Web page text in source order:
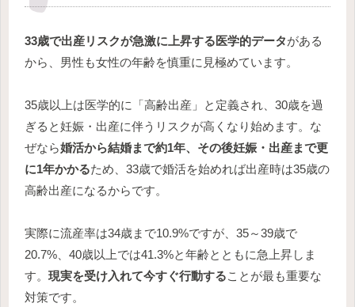
33歳で出産リスクが急激に上昇する医学的データがある
から、男性も女性の年齢を慎重に見極めています。
35歳以上は医学的に「高齢出産」と定義され、30歳を過
ぎると妊娠・出産に伴うリスクが高くなり始めます。な
ぜなら婚活から結婚まで約1年、その後妊娠・出産まで更
に1年かかるため、33歳で婚活を始めれば出産時は35歳の
高齢出産になるからです。
実際に流産率は34歳まで10.9%ですが、35～39歳で
20.7%、40歳以上では41.3%と年齢とともに急上昇しま
す。 現実を受け入れて今すぐ行動することが最も重要な
対策です。